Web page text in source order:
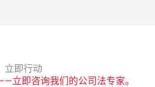
立即行动
立即咨询我们的公司法专家。